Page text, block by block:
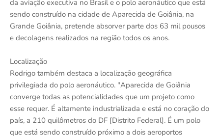
da aviação executiva no Brasil e o polo aeronáutico que está
sendo construído na cidade de Aparecida de Goiânia, na
Grande Goiânia, pretende absorver parte dos 63 mil pousos
e decolagens realizados na região todos os anos.
Localização
Rodrigo também destaca a localização geográfica
privilegiada do polo aeronáutico. "Aparecida de Goiânia
converge todas as potencialidades que um projeto como
esse requer. É altamente industrializada e está no coração do
país, a 210 quilômetros do DF [Distrito Federal]. É um polo
que está sendo construído próximo a dois aeroportos